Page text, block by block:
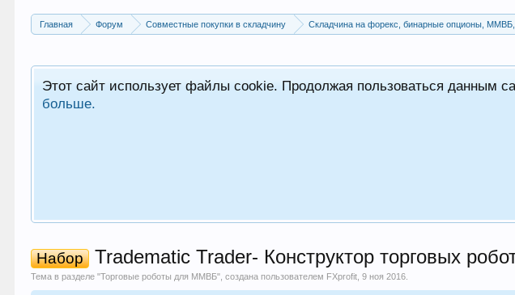
Главная Форум Совместные покупки в складчину Складчина на форекс, бинарные опционы,
Этот сайт использует файлы cookie. Продолжая пользоваться
больше.
Набор Tradematic Trader- Конструктор торговых
Тема в разделе "Торговые роботы для ММВБ", создана пользователем FXprofit ,9 ноя 2016